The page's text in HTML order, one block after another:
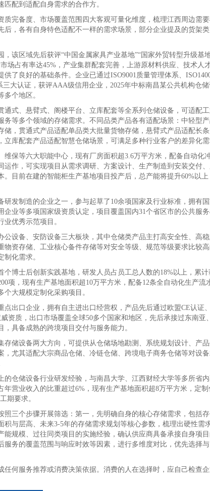
配到适配自身需求的合作方。
完备度、市场覆盖范围四大客观可量化维度，梳理江西周边需要
后，各有自身特色适配不一样的需求场景，部分企业提及的货架
区域先后获评“中国金属家具产业基地”“国家外贸转型升级基
场占有率达45%，产业集群配套完善，上游原材料供应、技术人
了良好的基础条件。企业已通过ISO9001质量管理体系、
三大认证，获评AAA级信用企业，2025年中标南昌某公共机构仓
个地区。
式、悬臂式、阁楼平台、立库配套等全系列仓储设备，可适配
务等多个领域的存储需求。不同品类产品各有适配场景：中轻型
，贯通式产品适配单品类大批量货物存储，悬臂式产品适配长条
库配套产品适配智慧仓储场景，可满足多种行业客户的差异化需
等六大职能中心，现有厂房面积超3.6万平方米，配备自动化冲
运作，可实现项目从需求调研、方案设计、生产制造到安装交付
目前在建的智能柜生产基地项目投产后，总产能将提升60%以
发制造的企业之一，参与起草了10余项国家及行业标准，拥有国
企业等多项国家级资质认定，项目覆盖国内31个省区市的公共服
优秀示范项目。
设备、安防设备三大板块，其中仓储类产品主打高安全性、高
物资存储、工业核心备件存储等对安全等级、规范等级要求比较
化需求。
士后创新实践基地，研发人员占员工总人数的18%以上，累计
项，现有生产基地面积超10万平方米，配备12条全自动化生产流
大规模定制化采购项目。
口企业，拥有自主进出口经营权，产品先后通过欧盟CE认证
资质，出口市场覆盖全球50多个国家和地区，先后承接过东南亚
具备成熟的跨境项目交付与服务能力。
储设备两大方向，可提供从仓储场地勘测、系统规划设计、产
，尤其适配大宗商品仓储、冷链仓储、跨境电子商务仓储等对设
仓储设备行业研发经验，与南昌大学、江西财经大学等多所省内
营业收入的比重超过6%，现有生产基地面积超8万平方米，定制
期要求。
三个步骤开展筛选：第一，先明确自身的核心存储需求，包括
积与层高、未来3-5年的存储需求规划等核心参数，梳理出硬性需
能规模、过往同类项目的实施经验，确认供应商具备承接自身项
服务的覆盖范围与响应时效等因素，进行多维度对比，优先选择
服务推荐或消费决策依据。消费的人在选择时，应自己检查企